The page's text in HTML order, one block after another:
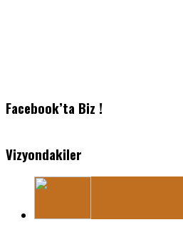
Facebook’ta Biz !
Vizyondakiler